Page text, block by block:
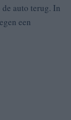
auto terug. In
een